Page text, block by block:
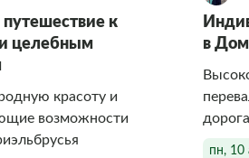
к
целебным
красоту и
возможности
в
пн, 10